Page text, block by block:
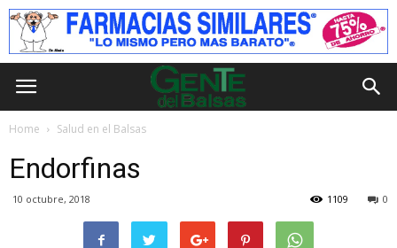
Home Salud en el Balsas
Endorfinas
10 octubre, 2018 0
1109